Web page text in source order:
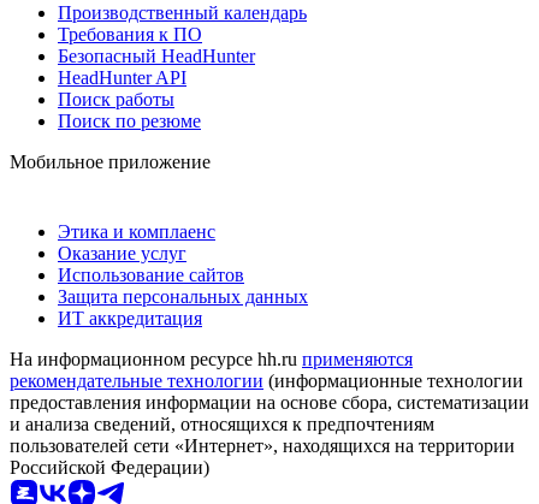
Производственный календарь
Требования к ПО
Безопасный HeadHunter
HeadHunter API
Поиск работы
Поиск по резюме
Мобильное приложение
Этика и комплаенс
Оказание услуг
Использование сайтов
Защита персональных данных
ИТ аккредитация
На информационном ресурсе hh.ru применяются
рекомендательные технологии (информационные технологии
предоставления информации на основе сбора, систематизации
и анализа сведений, относящихся к предпочтениям
пользователей сети «Интернет», находящихся на территории
Российской Федерации)